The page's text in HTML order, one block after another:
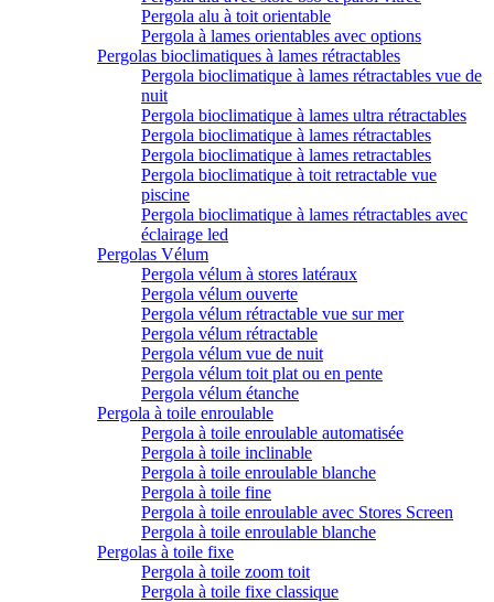
Pergola alu à toit orientable
Pergola à lames orientables avec options
Pergolas bioclimatiques à lames rétractables
Pergola bioclimatique à lames rétractables vue de
nuit
Pergola bioclimatique à lames ultra rétractables
Pergola bioclimatique à lames rétractables
Pergola bioclimatique à lames retractables
Pergola bioclimatique à toit retractable vue
piscine
Pergola bioclimatique à lames rétractables avec
éclairage led
Pergolas Vélum
Pergola vélum à stores latéraux
Pergola vélum ouverte
Pergola vélum rétractable vue sur mer
Pergola vélum rétractable
Pergola vélum vue de nuit
Pergola vélum toit plat ou en pente
Pergola vélum étanche
Pergola à toile enroulable
Pergola à toile enroulable automatisée
Pergola à toile inclinable
Pergola à toile enroulable blanche
Pergola à toile fine
Pergola à toile enroulable avec Stores Screen
Pergola à toile enroulable blanche
Pergolas à toile fixe
Pergola à toile zoom toit
Pergola à toile fixe classique